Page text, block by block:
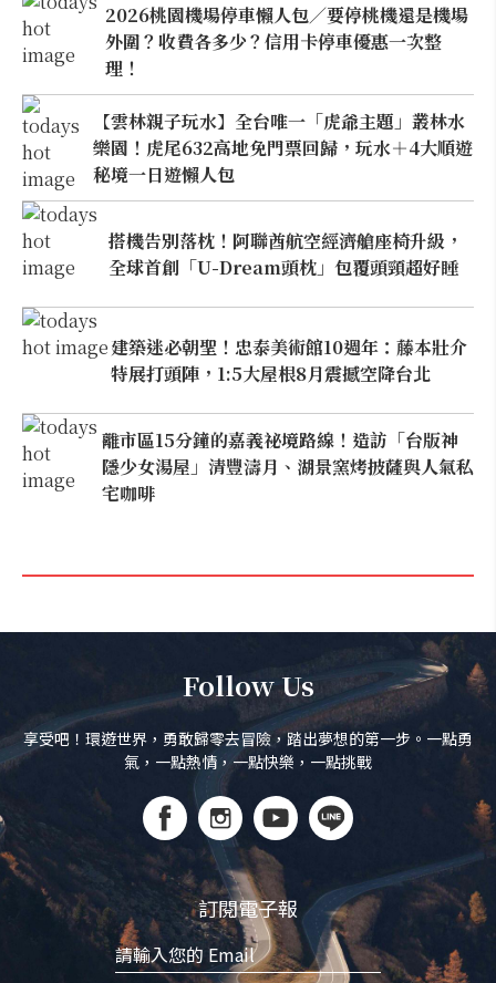
2026桃園機場停車懶人包／要停桃機還是機場
外圍？收費各多少？信用卡停車優惠一次整
理！
【雲林親子玩水】全台唯一「虎爺主題」叢林水
樂園！虎尾632高地免門票回歸，玩水＋4大順遊
秘境一日遊懶人包
搭機告別落枕！阿聯酋航空經濟艙座椅升級，
全球首創「U-Dream頭枕」包覆頭頸超好睡
建築迷必朝聖！忠泰美術館10週年：藤本壯介
特展打頭陣，1:5大屋根8月震撼空降台北
離市區15分鐘的嘉義祕境路線！造訪「台版神
隱少女湯屋」清豐濤月、湖景窯烤披薩與人氣私
宅咖啡
Follow Us
享受吧！環遊世界，勇敢歸零去冒險，踏出夢想的第一步。一點勇
氣，一點熱情，一點快樂，一點挑戰
訂閱電子報